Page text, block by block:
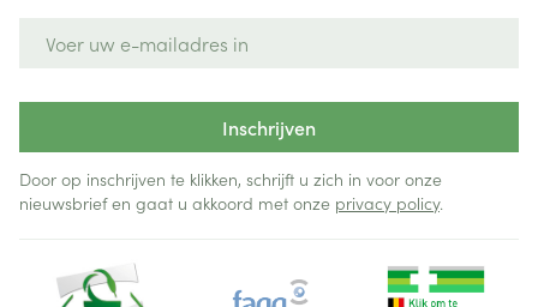
Inschrijven
Door op inschrijven te klikken, schrijft u zich in voor onze
nieuwsbrief en gaat u akkoord met onze privacy policy.